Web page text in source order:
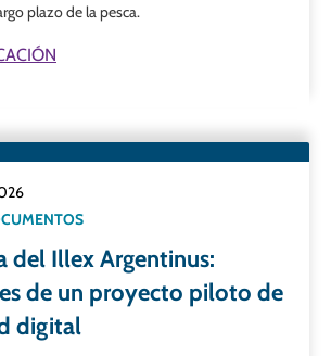
plazo de la pesca.
del Illex Argentinus:
de un proyecto piloto de
digital